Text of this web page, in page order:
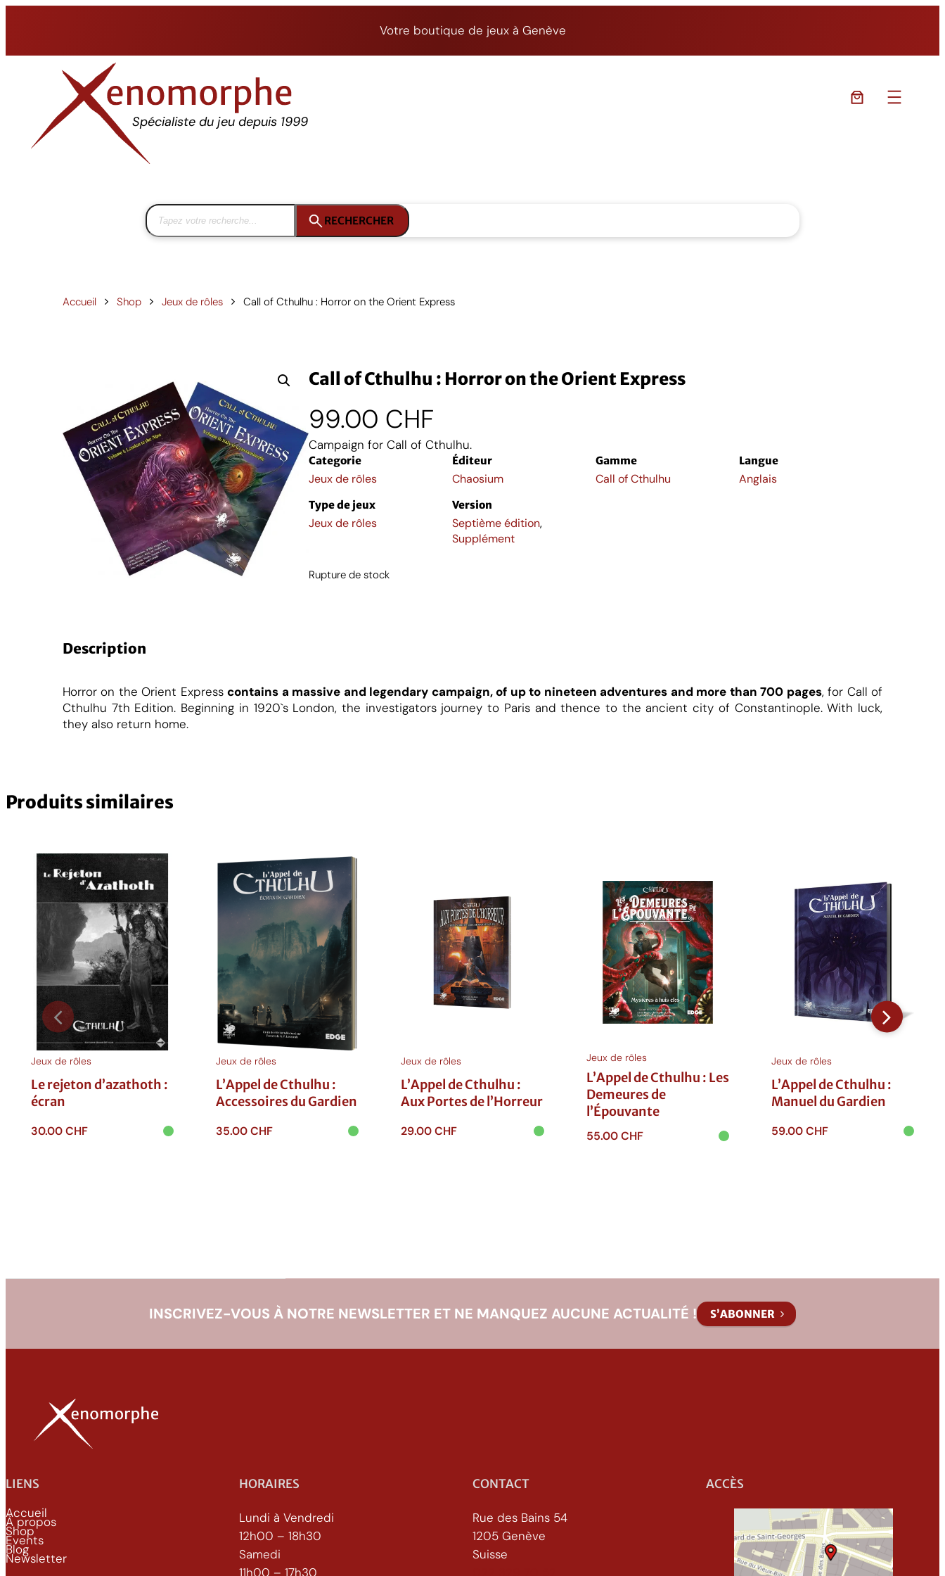
Votre boutique de jeux à Genève
Spécialiste du jeu depuis 1999
RECHERCHER
Accueil Shop Jeux de rôles Call of Cthulhu : Horror on the Orient Express
Call of Cthulhu : Horror on the Orient Express
99.00 CHF
Campaign for Call of Cthulhu.
Categorie
Jeux de rôles
Éditeur
Chaosium
Gamme
Call of Cthulhu
Langue
Anglais
Type de jeux
Jeux de rôles
Version
Septième édition,
Supplément
Rupture de stock
Description
Horror on the Orient Expresscontains a massive and legendary campaign, of up to nineteen adventures and more than 700 pages, for Call of
Cthulhu 7th Edition. Beginning in 1920`s London, the investigators journey to Paris and thence to the ancient city of Constantinople. With luck,
they also return home.
Produits similaires
Jeux de rôles
Le rejeton d’azathoth :
écran
30.00CHF
Jeux de rôles
L’Appel de Cthulhu :
Accessoires du Gardien
35.00CHF
Jeux de rôles
L’Appel de Cthulhu :
Aux Portes de l’Horreur
29.00CHF
Jeux de rôles
L’Appel de Cthulhu : Les
Demeures de
l’Épouvante
55.00CHF
Jeux de rôles
L’Appel de Cthulhu :
Manuel du Gardien
59.00CHF
INSCRIVEZ-VOUS À NOTRE NEWSLETTER ET NE MANQUEZ AUCUNE ACTUALITÉ ! S’ABONNER
LIENS
Accueil
À propos
Shop
Events
Blog
Newsletter
HORAIRES
Lundi à Vendredi
12h00 – 18h30
Samedi
11h00 – 17h30
CONTACT
Rue des Bains 54
1205 Genève
Suisse
ACCÈS